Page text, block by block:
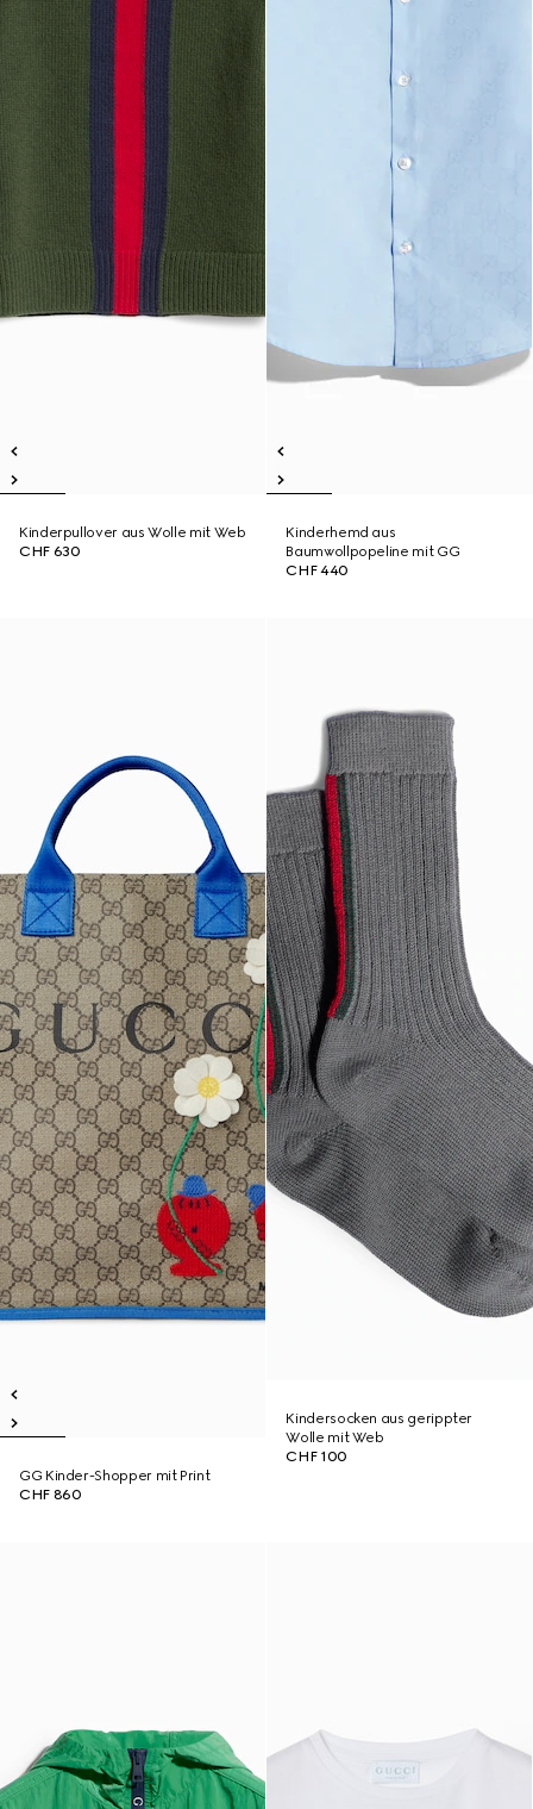
Kinderpullover aus Wolle mit Web
CHF 630
Kinderhemd aus
Baumwollpopeline mit GG
CHF 440
GG Kinder-Shopper mit Print
CHF 860
Kindersocken aus gerippter
Wolle mit Web
CHF 100